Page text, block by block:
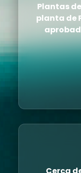
Plantas
planta de
Cerca